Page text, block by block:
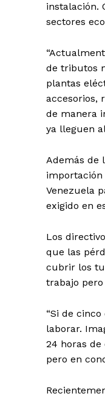
instalación.
sectores
de tributos
plantas
accesorios,
de manera
ya lleguen
Además de
importación
Venezuela
exigido en
Los
que las
cubrir los
trabajo
“Si de
laborar.
24 horas de
pero en